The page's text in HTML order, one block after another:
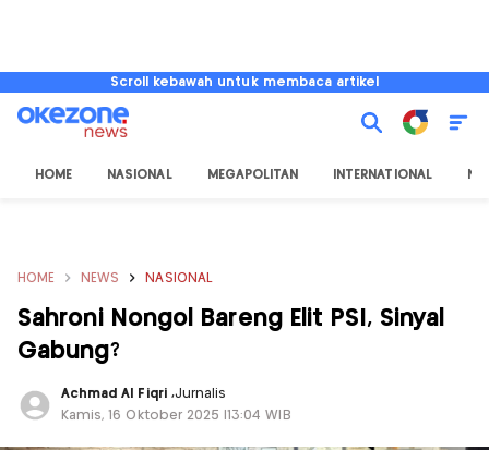
Scroll kebawah untuk membaca artikel
HOME NASIONAL MEGAPOLITAN INTERNATIONAL
HOME NEWS NASIONAL
Sahroni Nongol Bareng Elit PSI, Sinyal
Gabung?
Achmad Al Fiqri ,Jurnalis
Kamis, 16 Oktober 2025 |13:04 WIB